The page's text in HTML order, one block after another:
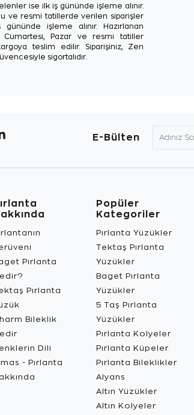
ise ilk iş gününde işleme alınır.
ve resmi tatillerde verilen siparişler
işleme alınır. Hazırlanan
Cumartesi, Pazar ve resmi tatiller
teslim edilir. Siparişiniz, Zen
sigortalıdır.
E-Bülten
Pırlanta
Pırlanta
Bileklik
Dili
- Pırlanta
Popüler
Kategoriler
Pırlanta Yüzükler
Tektaş Pırlanta
Yüzükler
Baget Pırlanta
Yüzükler
5 Taş Pırlanta
Yüzükler
Pırlanta Kolyeler
Pırlanta Küpeler
Pırlanta Bileklikler
Alyans
Altın Yüzükler
Altın Kolyeler